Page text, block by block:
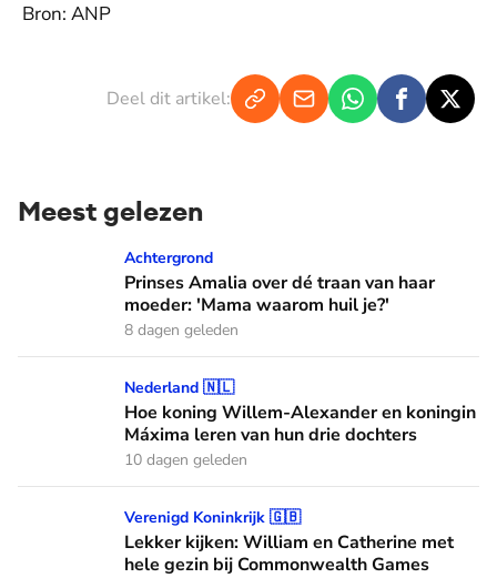
Bron: ANP
Deel dit artikel:
Meest gelezen
Prinses Amalia over dé traan van haar moeder: 'Mama
Achtergrond
Prinses Amalia over dé traan van haar
moeder: 'Mama waarom huil je?'
8 dagen geleden
Hoe koning Willem-Alexander en koningin Máxima leren
Nederland 🇳🇱
Hoe koning Willem-Alexander en koningin
Máxima leren van hun drie dochters
10 dagen geleden
Lekker kijken: William en Catherine met hele gezin bij
Verenigd Koninkrijk 🇬🇧
Lekker kijken: William en Catherine met
hele gezin bij Commonwealth Games